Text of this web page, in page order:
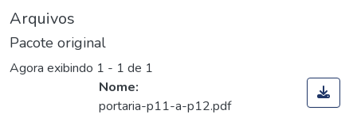
Arquivos
Pacote original
Agora exibindo 1 - 1 de 1
Nome:
portaria-p11-a-p12.pdf